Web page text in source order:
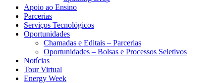
Apoio ao Ensino
Parcerias
Serviços Tecnológicos
Oportunidades
Chamadas e Editais – Parcerias
Oportunidades – Bolsas e Processos Seletivos
Notícias
Tour Virtual
Energy Week